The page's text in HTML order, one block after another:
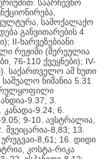
საარჩევნო
სამოქალაქო
განვითარების 4
II-ხარვეზებიანი
რეჟიმი (შერეულია
76-110 ქვეყნები); IV-
საქართველო ამ ხუთი
ნიშანია 5.31
9.37; 3.
9.24; 6.
9-10. ავსტრალია,
შვეიცარია-8,83; 13.
8,61; 16. დიდი
კოსტა-რიკა